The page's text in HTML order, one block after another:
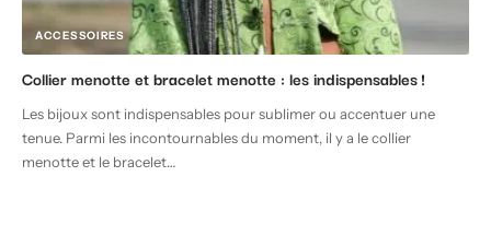
ACCESSOIRES
Collier menotte et bracelet menotte : les indispensables !
Les bijoux sont indispensables pour sublimer ou accentuer une
tenue. Parmi les incontournables du moment, il y a le collier
menotte et le bracelet…